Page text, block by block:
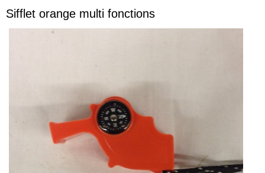
Sifflet orange multi fonctions